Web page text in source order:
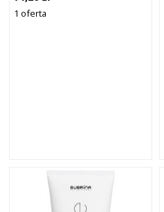
GŁOWY ALGOHAIR WOSK
1 oferta